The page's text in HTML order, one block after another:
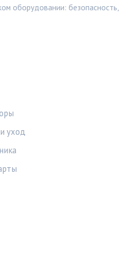
оборудовании: безопасность,
уход